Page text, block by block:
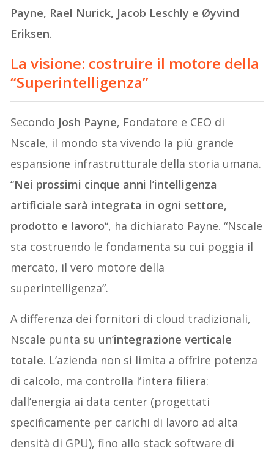
Payne, Rael Nurick, Jacob Leschly e Øyvind
Eriksen.
La visione: costruire il motore della
“Superintelligenza”
Secondo Josh Payne, Fondatore e CEO di
Nscale, il mondo sta vivendo la più grande
espansione infrastrutturale della storia umana.
“Nei prossimi cinque anni l’intelligenza
artificiale sarà integrata in ogni settore,
prodotto e lavoro“, ha dichiarato Payne. “Nscale
sta costruendo le fondamenta su cui poggia il
mercato, il vero motore della
superintelligenza”.
A differenza dei fornitori di cloud tradizionali,
Nscale punta su un’integrazione verticale
totale. L’azienda non si limita a offrire potenza
di calcolo, ma controlla l’intera filiera:
dall’energia ai data center (progettati
specificamente per carichi di lavoro ad alta
densità di GPU), fino allo stack software di